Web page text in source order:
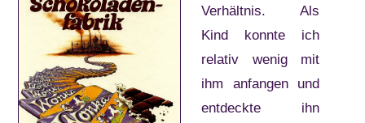
Verhältnis. Als
Kind konnte ich
relativ wenig mit
ihm anfangen und
entdeckte ihn